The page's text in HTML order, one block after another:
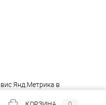
Янд.Метрика в